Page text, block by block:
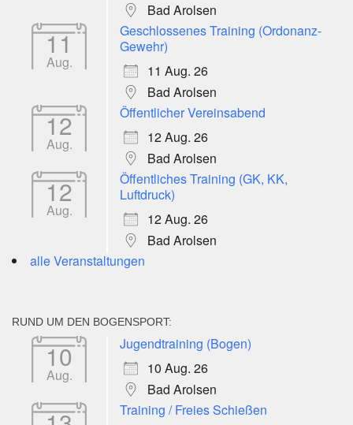
Bad Arolsen
11
Aug.
Geschlossenes Training (Ordonanz-
Gewehr)
11 Aug. 26
Bad Arolsen
12
Aug.
Öffentlicher Vereinsabend
12 Aug. 26
Bad Arolsen
12
Aug.
Öffentliches Training (GK, KK,
Luftdruck)
12 Aug. 26
Bad Arolsen
alle Veranstaltungen
RUND UM DEN BOGENSPORT:
10
Aug.
Jugendtraining (Bogen)
10 Aug. 26
Bad Arolsen
Training / Freies Schießen